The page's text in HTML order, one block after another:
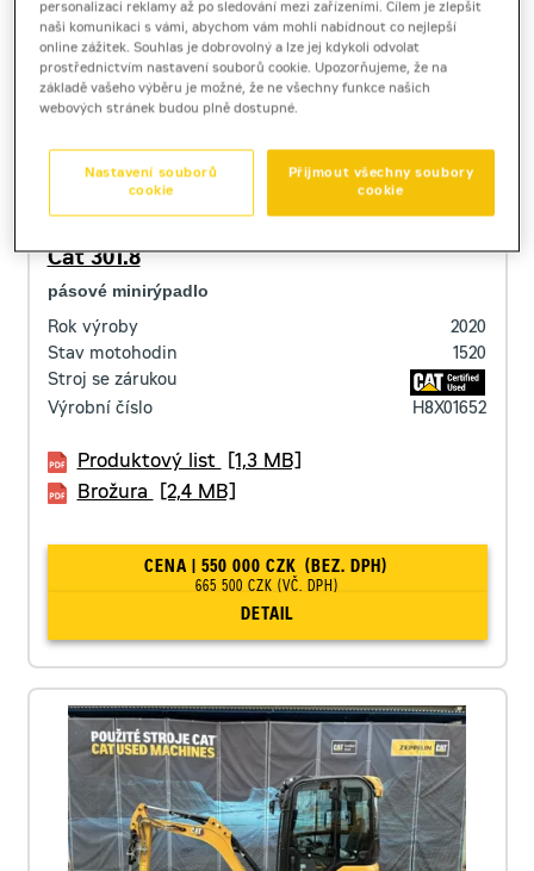
Cat 301.8
pásové minirýpadlo
Rok výroby
2020
Stav motohodin
1520
Stroj se zárukou
Výrobní číslo
H8X01652
Produktový list
[1,3 MB]
Brožura
[2,4 MB]
CENA | 550 000 CZK (BEZ. DPH)
665 500 CZK (VČ. DPH)
DETAIL
personalizaci reklamy až po sledování mezi zařízeními. Cílem je zlepšit
naši komunikaci s vámi, abychom vám mohli nabídnout co nejlepší
online zážitek. Souhlas je dobrovolný a lze jej kdykoli odvolat
prostřednictvím nastavení souborů cookie. Upozorňujeme, že na
základě vašeho výběru je možné, že ne všechny funkce našich
webových stránek budou plně dostupné.
Přijmout všechny soubory
cookie
Nastavení souborů
cookie